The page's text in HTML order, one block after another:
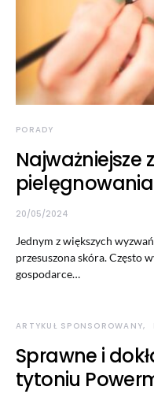
PORADY
Najważniejsze
20/05/2024
Jednym z większych
przesuszona skóra. Często
gospodarce…
ARTYKUŁ SPONSOROWANY
Sprawne i
tytoniu